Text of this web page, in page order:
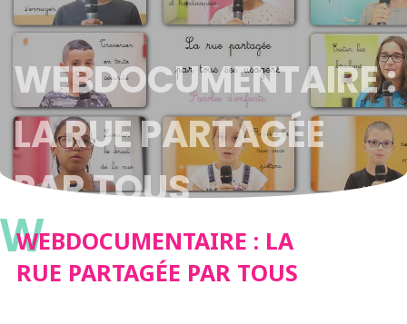
WEBDOCUMENTAIRE :
LA RUE PARTAGÉE
PAR TOUS
W
WEBDOCUMENTAIRE : LA
RUE PARTAGÉE PAR TOUS